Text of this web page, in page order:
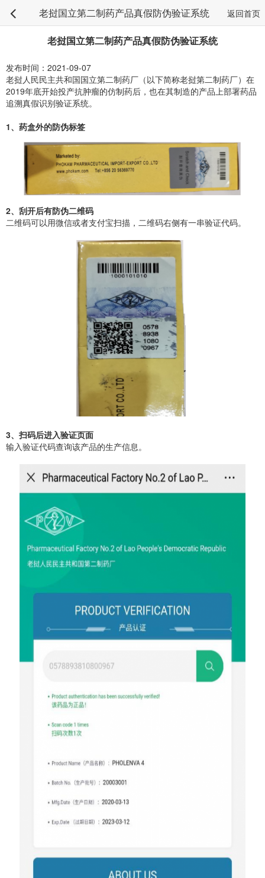
返回首页
老挝国立第二制药产品真假防伪验证系统
老挝国立第二制药产品真假防伪验证系统
发布时间：2021-09-07
老挝人民民主共和国国立第二制药厂（以下简称老挝第二制药厂）在
2019年底开始投产抗肿瘤的仿制药后，也在其制造的产品上部署药品
追溯真假识别验证系统。
1、药盒外的防伪标签
2、刮开后有防伪二维码
二维码可以用微信或者支付宝扫描，二维码右侧有一串验证代码。
3、扫码后进入验证页面
输入验证代码查询该产品的生产信息。